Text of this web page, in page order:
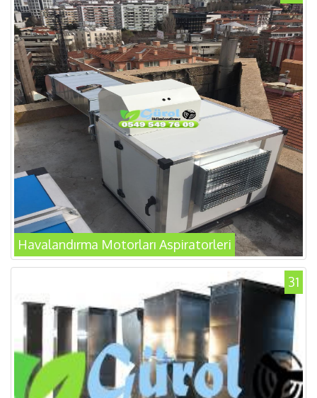
Havalandırma Motorları Aspiratorleri
31